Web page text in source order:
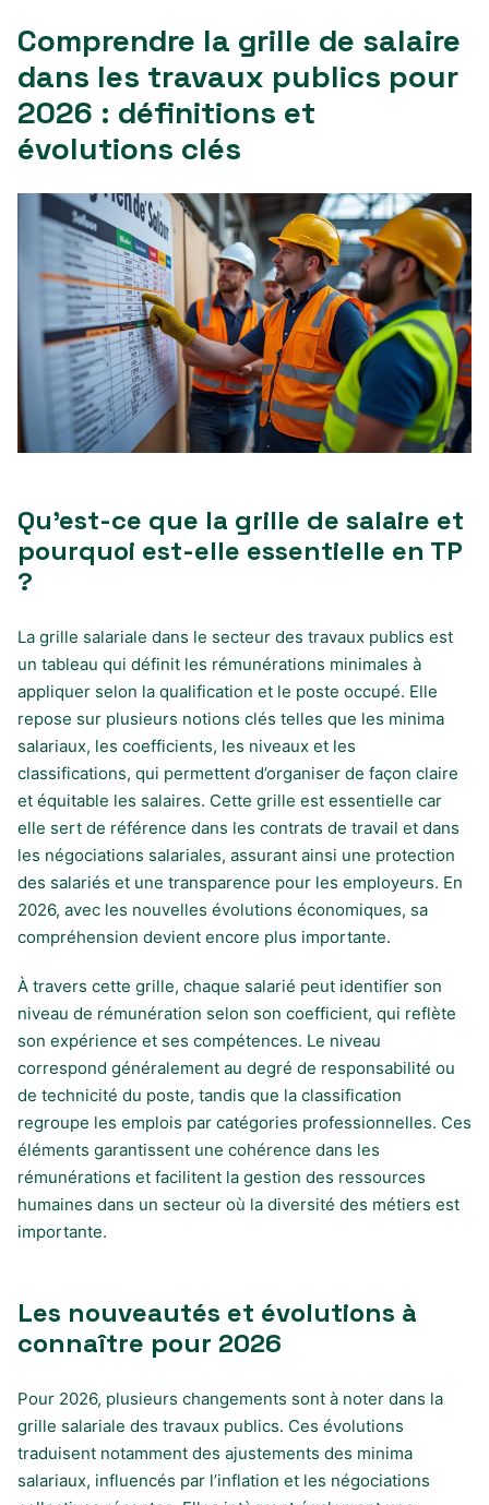
Comprendre la grille de salaire
dans les travaux publics pour
2026 : définitions et
évolutions clés
Qu’est-ce que la grille de salaire et
pourquoi est-elle essentielle en TP
?
La grille salariale dans le secteur des travaux publics est
un tableau qui définit les rémunérations minimales à
appliquer selon la qualification et le poste occupé. Elle
repose sur plusieurs notions clés telles que les minima
salariaux, les coefficients, les niveaux et les
classifications, qui permettent d’organiser de façon claire
et équitable les salaires. Cette grille est essentielle car
elle sert de référence dans les contrats de travail et dans
les négociations salariales, assurant ainsi une protection
des salariés et une transparence pour les employeurs. En
2026, avec les nouvelles évolutions économiques, sa
compréhension devient encore plus importante.
À travers cette grille, chaque salarié peut identifier son
niveau de rémunération selon son coefficient, qui reflète
son expérience et ses compétences. Le niveau
correspond généralement au degré de responsabilité ou
de technicité du poste, tandis que la classification
regroupe les emplois par catégories professionnelles. Ces
éléments garantissent une cohérence dans les
rémunérations et facilitent la gestion des ressources
humaines dans un secteur où la diversité des métiers est
importante.
Les nouveautés et évolutions à
connaître pour 2026
Pour 2026, plusieurs changements sont à noter dans la
grille salariale des travaux publics. Ces évolutions
traduisent notamment des ajustements des minima
salariaux, influencés par l’inflation et les négociations